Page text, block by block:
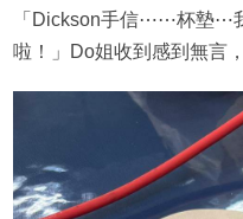
「Dickson手信⋯⋯杯墊⋯
啦！」Do姐收到感到無言